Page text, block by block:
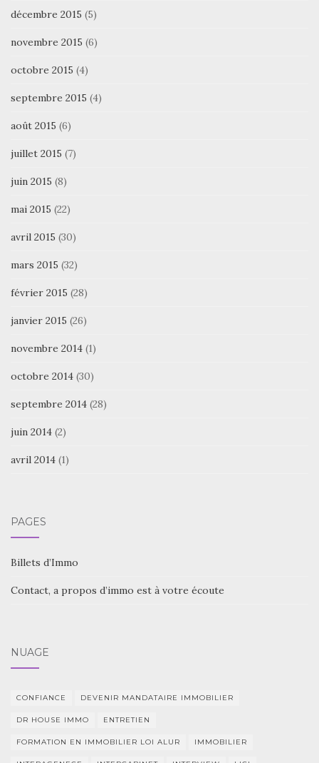
décembre 2015 (5)
novembre 2015 (6)
octobre 2015 (4)
septembre 2015 (4)
août 2015 (6)
juillet 2015 (7)
juin 2015 (8)
mai 2015 (22)
avril 2015 (30)
mars 2015 (32)
février 2015 (28)
janvier 2015 (26)
novembre 2014 (1)
octobre 2014 (30)
septembre 2014 (28)
juin 2014 (2)
avril 2014 (1)
PAGES
Billets d’Immo
Contact, a propos d’immo est à votre écoute
NUAGE
CONFIANCE DEVENIR MANDATAIRE IMMOBILIER
DR HOUSE IMMO ENTRETIEN
FORMATION EN IMMOBILIER LOI ALUR IMMOBILIER